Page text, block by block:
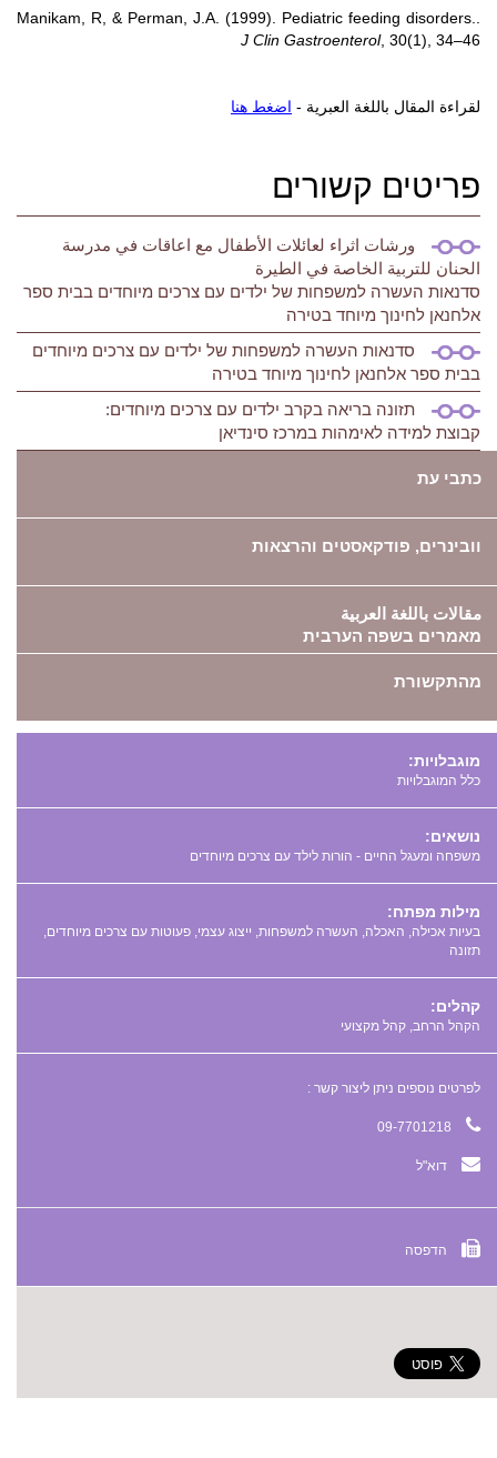
J Clin Gastroenterol, 30(1), 34–46
لقراءة المقال باللغة العبرية - اضغط هنا
פריטים קשורים
ورشات اثراء لعائلات الأطفال مع اعاقات في مدرسة
الحنان للتربية الخاصة في الطيرة
סדנאות העשרה למשפחות של ילדים עם צרכים מיוחדים בבית ספר
אלחנאן לחינוך מיוחד בטירה
סדנאות העשרה למשפחות של ילדים עם צרכים מיוחדים
בבית ספר אלחנאן לחינוך מיוחד בטירה
תזונה בריאה בקרב ילדים עם צרכים מיוחדים:
קבוצת למידה לאימהות במרכז סינדיאן
כתבי עת
וובינרים, פודקאסטים והרצאות
مقالات باللغة العربية
מאמרים בשפה הערבית
מהתקשורת
מוגבלויות:
כלל המוגבלויות
נושאים:
משפחה ומעגל החיים - הורות לילד עם צרכים מיוחדים
מילות מפתח:
,
,
,
,
,
קהלים:
הקהל הרחב, קהל מקצועי
לפרטים נוספים ניתן ליצור קשר :
דוא"ל
הדפסה